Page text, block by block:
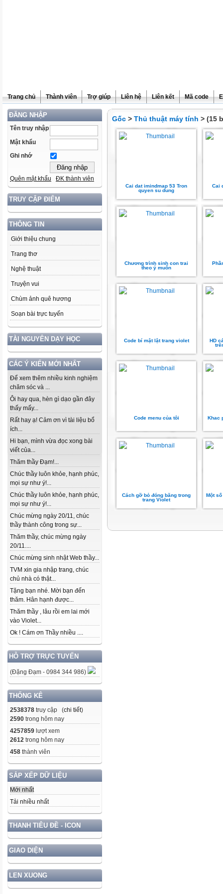
Trang chủ Thành viên Trợ giúp Liên hệ Liên kết Mã code
ĐĂNG NHẬP
Tên truy nhập
Mật khẩu
Ghi nhớ
Quên mật khẩu ĐK thành viên
TRUY CẬP ĐIỂM
THÔNG TIN
Giới thiệu chung
Trang thơ
Nghệ thuật
Truyện vui
Chùm ảnh quê hương
Soạn bài trực tuyến
TÀI NGUYÊN DẠY HỌC
CÁC Ý KIẾN MỚI NHẤT
Để xem thêm nhiều kinh nghiệm
chăm sóc và ...
Ôi hay qua, hèn gì dạo gần đây
thấy mấy...
Rất hay ạ! Cảm ơn vì tài liệu bổ
ích...
Hi bạn, mình vừa đọc xong bài
viết của...
Thăm thầy Đạm!...
Chúc thầy luôn khỏe, hạnh phúc,
mọi sự như ý!...
Chúc thầy luôn khỏe, hạnh phúc,
mọi sự như ý!...
Chúc mừng ngày 20/11, chúc
thầy thành công trong sự...
Thăm thầy, chúc mừng ngày
20/11....
Chúc mừng sinh nhật Web thầy...
TVM xin gia nhập trang, chúc
chủ nhà có thật...
Tặng bạn nhé. Mời bạn đến
thăm. Hân hạnh được...
Thăm thầy , lâu rồi em lai mới
vào Violet...
Ok ! Cám ơn Thầy nhiều ....
HỖ TRỢ TRỰC TUYẾN
(Đặng Đạm - 0984 344 986)
THỐNG KÊ
2538378 truy cập (chi tiết)
2590 trong hôm nay
4257859 lượt xem
2612 trong hôm nay
458 thành viên
SẮP XẾP DỮ LIỆU
Mới nhất
Tải nhiều nhất
THANH TIÊU ĐỀ - ICON
GIAO DIỆN
LEN XUONG
Gốc > Thủ thuật máy tính > (15
Cai dat imindmap 53 Tron
quyen su dung
Cai
Chương trình sinh con trai
theo ý muốn
Code bí mật lật trang violet
HD
Code menu của tôi Khac
Cách gỡ bỏ đóng băng trong
trang Violet
Một